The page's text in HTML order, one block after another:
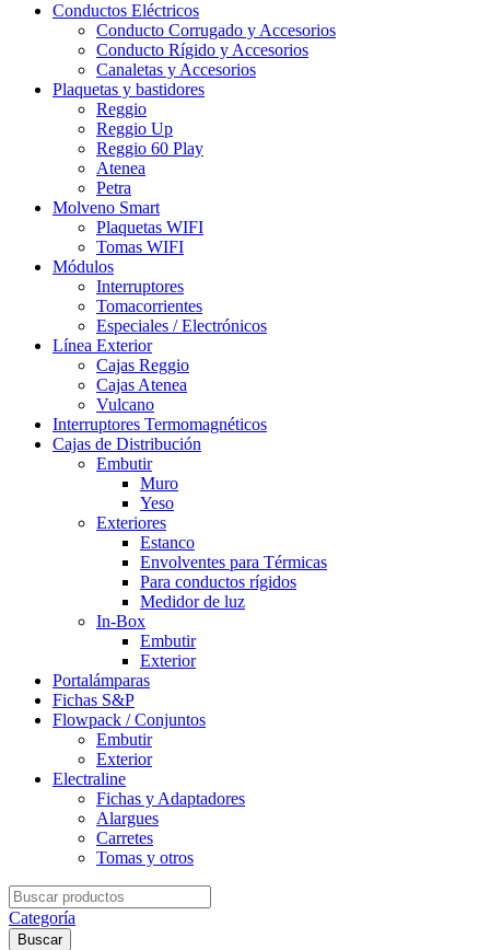
Conductos Eléctricos
Conducto Corrugado y Accesorios
Conducto Rígido y Accesorios
Canaletas y Accesorios
Plaquetas y bastidores
Reggio
Reggio Up
Reggio 60 Play
Atenea
Petra
Molveno Smart
Plaquetas WIFI
Tomas WIFI
Módulos
Interruptores
Tomacorrientes
Especiales / Electrónicos
Línea Exterior
Cajas Reggio
Cajas Atenea
Vulcano
Interruptores Termomagnéticos
Cajas de Distribución
Embutir
Muro
Yeso
Exteriores
Estanco
Envolventes para Térmicas
Para conductos rígidos
Medidor de luz
In-Box
Embutir
Exterior
Portalámparas
Fichas S&P
Flowpack / Conjuntos
Embutir
Exterior
Electraline
Fichas y Adaptadores
Alargues
Carretes
Tomas y otros
Search
for:
Categoría
Buscar